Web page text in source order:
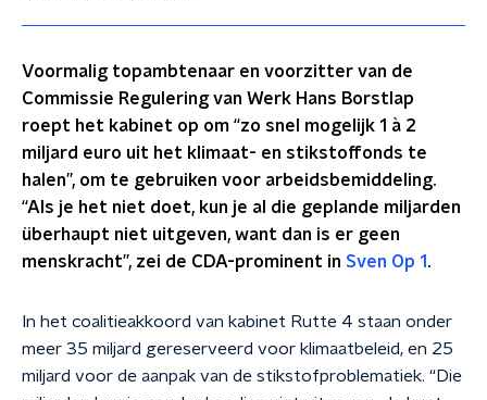
Voormalig topambtenaar en voorzitter van de
Commissie Regulering van Werk Hans Borstlap
roept het kabinet op om “zo snel mogelijk 1 à 2
miljard euro uit het klimaat- en stikstoffonds te
halen”, om te gebruiken voor arbeidsbemiddeling.
“Als je het niet doet, kun je al die geplande miljarden
überhaupt niet uitgeven, want dan is er geen
menskracht”, zei de CDA-prominent in Sven Op 1 .
In het coalitieakkoord van kabinet Rutte 4 staan onder
meer 35 miljard gereserveerd voor klimaatbeleid, en 25
miljard voor de aanpak van de stikstofproblematiek. “Die